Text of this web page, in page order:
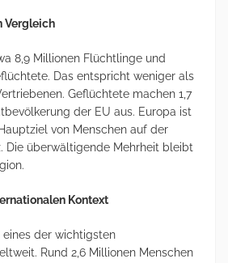
Vergleich
8,9 Millionen Flüchtlinge und
Das entspricht weniger als
Geflüchtete machen 1,7
der EU aus. Europa ist
von Menschen auf der
Die überwältigende Mehrheit bleibt
Kontext
der wichtigsten
Rund 2,6 Millionen Menschen